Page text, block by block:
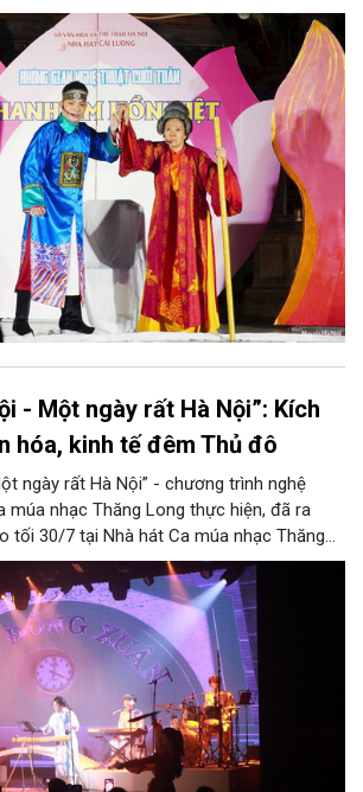
ca cổ, tân cổ và các tiết mục múa
gian của phố đi bộ hồ Hoàn Kiếm. Đặc
sự giao lưu của các nghệ sĩ đến từ
tạo nên cuộc gặp gỡ nghệ thuật giàu
- Một ngày rất Hà Nội”: Kích
hóa, kinh tế đêm Thủ đô
ngày rất Hà Nội” - chương trình nghệ
múa nhạc Thăng Long thực hiện, đã ra
tối 30/7 tại Nhà hát Ca múa nhạc Thăng
Lương Văn Can, phường Hoàn Kiếm).